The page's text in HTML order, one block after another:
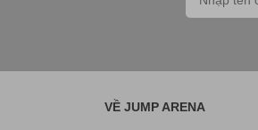
VỀ JUMP ARENA